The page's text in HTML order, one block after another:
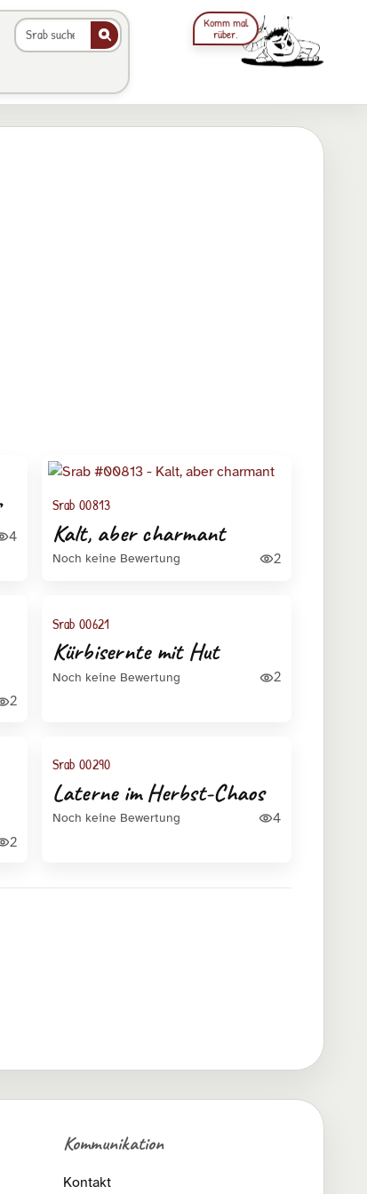
Galerie durchsuchen
Animierter Srab im
Komm mal
rüber.
4
Srab 00813
Kalt, aber charmant
Noch keine Bewertung 2
2
Srab 00621
Kürbisernte mit Hut
Noch keine Bewertung 2
2
Srab 00290
Laterne im Herbst-Chaos
Noch keine Bewertung 4
Kommunikation
Kontakt